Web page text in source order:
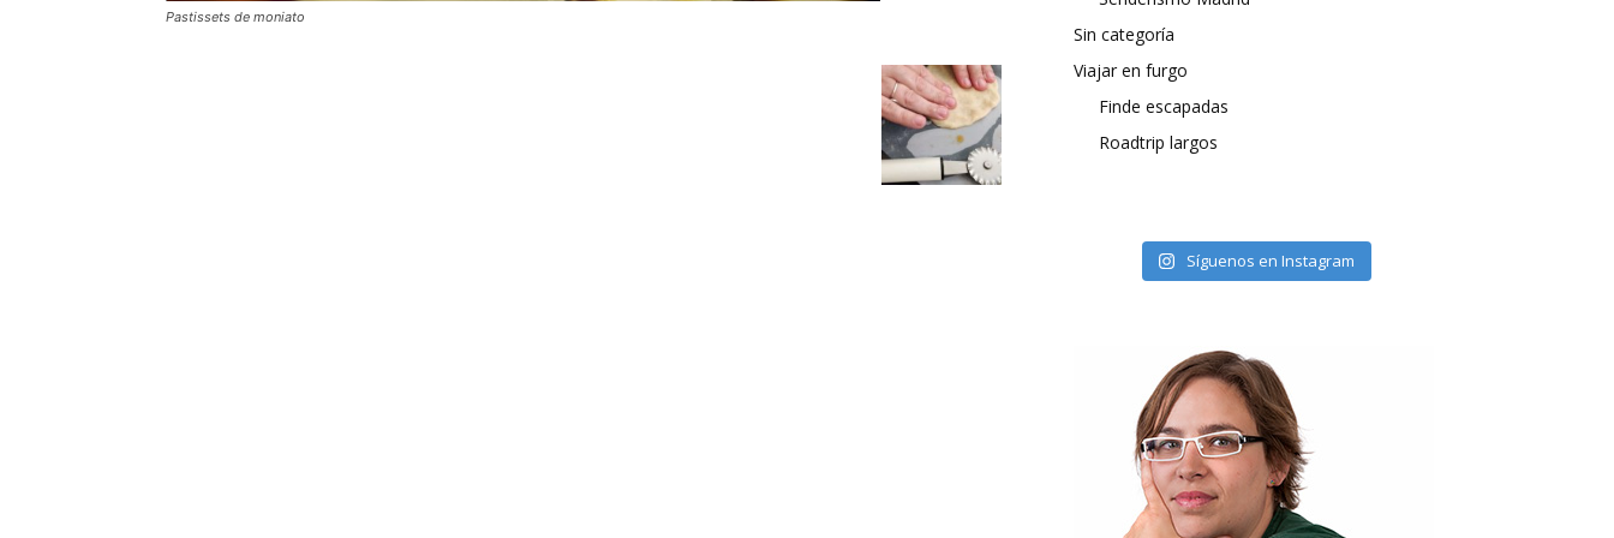
Pastissets de moniato
Sin categoría
Viajar en furgo
Finde escapadas
Roadtrip largos
Síguenos en Instagram